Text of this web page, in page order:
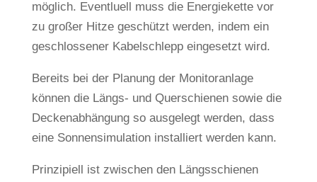
möglich. Eventluell muss die Energiekette vor
zu großer Hitze geschützt werden, indem ein
geschlossener Kabelschlepp eingesetzt wird.
Bereits bei der Planung der Monitoranlage
können die Längs- und Querschienen sowie die
Deckenabhängung so ausgelegt werden, dass
eine Sonnensimulation installiert werden kann.
Prinzipiell ist zwischen den Längsschienen